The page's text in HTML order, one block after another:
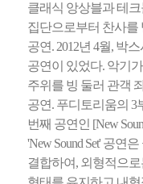
클래식 앙상블과 테
집단으로부터 찬사를
공연. 2012년 4월, 박
공연이 있었다. 악기
주위를 빙 둘러 관객
공연. 푸디토리움의 3
번째 공연인 [New
'New Sound Set' 공연
결합하여, 외형적으